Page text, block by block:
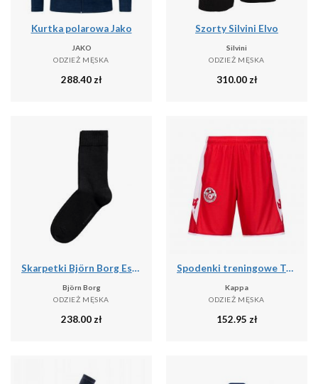
Kurtka polarowa Jako
JAKO
ODZIEŻ MĘSKA
288.40 zł
Szorty Silvini Elvo
Silvini
ODZIEŻ MĘSKA
310.00 zł
Skarpetki Björn Borg Essential (x10)
Björn Borg
ODZIEŻ MĘSKA
238.00 zł
Spodenki treningowe Tunisie Ahora Pro 7 2024
Kappa
ODZIEŻ MĘSKA
152.95 zł